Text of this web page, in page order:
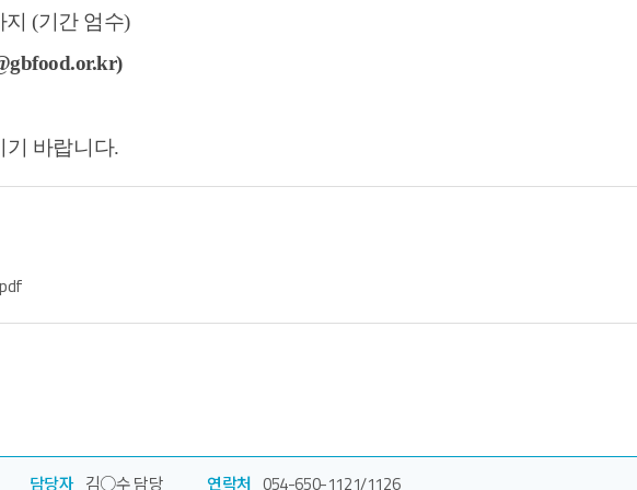
지 (기간 엄수)
기 바랍니다.
담당자 김○수 담당 연락처 054-650-1121/1126